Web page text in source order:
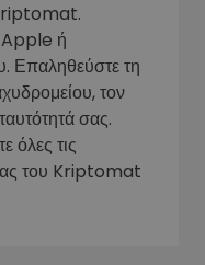
Apple ή
Επαληθεύστε τη
τον
σας.
όλες τις
του Kriptomat